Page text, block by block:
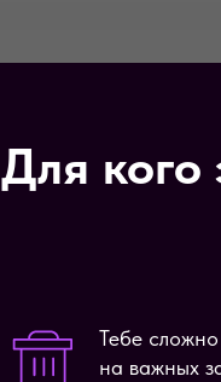
Для кого
Тебе
на важных